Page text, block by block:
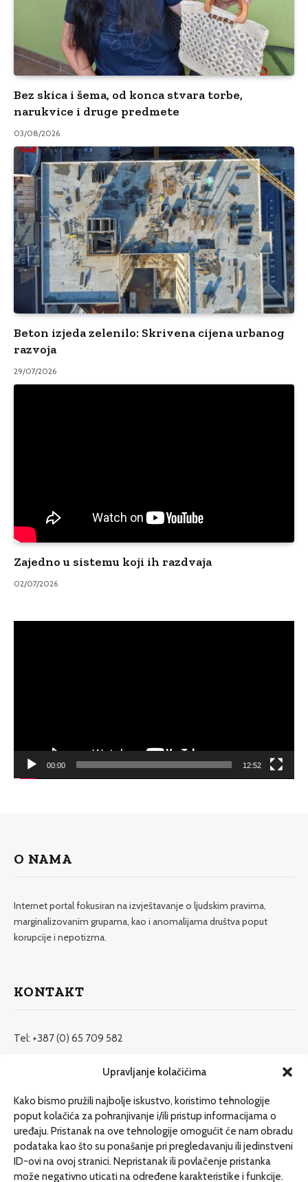
Upravljanje kolačićima
Kako bismo pružili najbolje iskustvo, koristimo tehnologije
poput kolačića za pohranjivanje i/ili pristup informacijama o
uređaju. Pristanak na ove tehnologije omogućit će nam obradu
podataka kao što su ponašanje pri pregledavanju ili jedinstveni
ID-ovi na ovoj stranici. Nepristanak ili povlačenje pristanka
može negativno uticati na određene karakteristike i funkcije.
Bez skica i šema, od konca stvara torbe,
narukvice i druge predmete
03/08/2026
Beton izjeda zelenilo: Skrivena cijena urbanog
razvoja
29/07/2026
Zajedno u sistemu koji ih razdvaja
02/07/2026
00:00 12:52
O NAMA
Internet portal fokusiran na izvještavanje o ljudskim pravima,
marginalizovanim grupama, kao i anomalijama društva poput
korupcije i nepotizma.
KONTAKT
Tel: +387 (0) 65 709 582
redakcija@etrafika.net
Dosije
Drugi pišu